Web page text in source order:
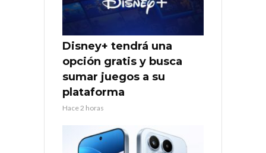
Disney+ tendrá una
opción gratis y busca
sumar juegos a su
plataforma
Hace 2 horas